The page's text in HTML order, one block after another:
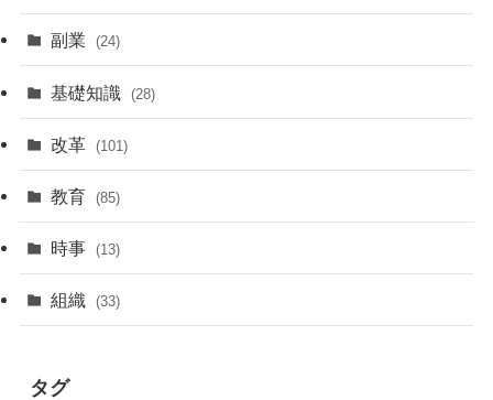
副業 (24)
基礎知識 (28)
改革 (101)
教育 (85)
時事 (13)
組織 (33)
タグ